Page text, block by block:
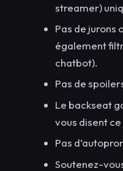
streamer)
Pas de jurons
également
chatbot).
Pas de
Le backseat
vous disent
Pas
Soutenez-